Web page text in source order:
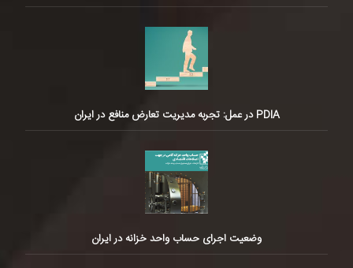
PDIA در عمل: تجربه مدیریت تعارض منافع در ایران
وضعیت اجرای حساب واحد خزانه در ایران